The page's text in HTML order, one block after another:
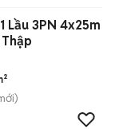
Lầu 3PN 4x25m